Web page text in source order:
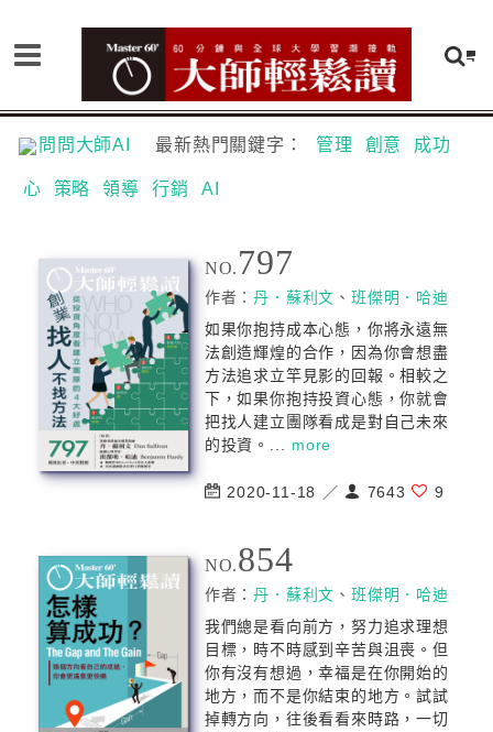
問問大師AI 最新熱門關鍵字： 管理 創意 成功
心 策略 領導 行銷 AI
NO. 797
作者：丹．蘇利文 、班傑明．哈迪
如果你抱持成本心態，你將永遠無
法創造輝煌的合作，因為你會想盡
方法追求立竿見影的回報。相較之
下，如果你抱持投資心態，你就會
把找人建立團隊看成是對自己未來
的投資。... more
2020-11-18 ／ 7643 9
NO.854
作者：丹．蘇利文 、班傑明．哈迪
我們總是看向前方，努力追求理想
目標，時不時感到辛苦與沮喪。但
你有沒有想過，幸福是在你開始的
地方，而不是你結束的地方。試試
掉轉方向，往後看看來時路，一切